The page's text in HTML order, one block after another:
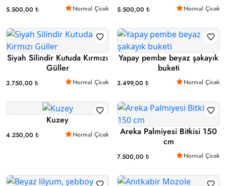
5.500,00 ₺ Normal Çicek 5.500,00 ₺ Normal Çicek
Siyah Silindir Kutuda Kırmızı
Güller
3.750,00 ₺ Normal Çicek
Yapay pembe beyaz şakayık
buketi
3.499,00 ₺ Normal Çicek
Kuzey
4.250,00 ₺ Normal Çicek
Areka Palmiyesi Bitkisi 150
cm
7.500,00 ₺ Normal Çicek